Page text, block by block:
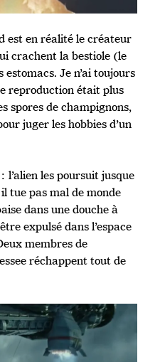
est en réalité le créateur
crachent la bestiole (le
Je n’ai toujours
reproduction était plus
spores de champignons,
juger les hobbies d’un
l’alien les poursuit jusque
tue pas mal de monde
dans une douche à
expulsé dans l’espace
membres de
réchappent tout de